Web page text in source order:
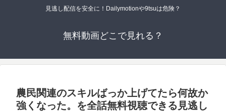
見逃し配信を安全に！Dailymotionや9tsuは危険？
無料動画どこで見れる？
農民関連のスキルばっか上げてたら何故か
強くなった。を全話無料視聴できる見逃し